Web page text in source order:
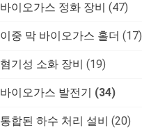
바이오가스 정화 장비 (47)
이중 막 바이오가스 홀더 (17)
혐기성 소화 장비 (19)
바이오가스 발전기 (34)
통합된 하수 처리 설비 (20)